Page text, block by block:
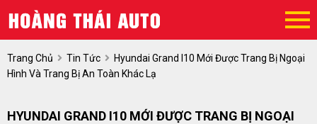
Trang Chủ Tin Tức
Hyundai Grand I10 Mới Được Trang Bị Ngoại
Hình Và Trang Bị An Toàn Khác Lạ
HYUNDAI GRAND I10 MỚI ĐƯỢC TRANG BỊ NGOẠI